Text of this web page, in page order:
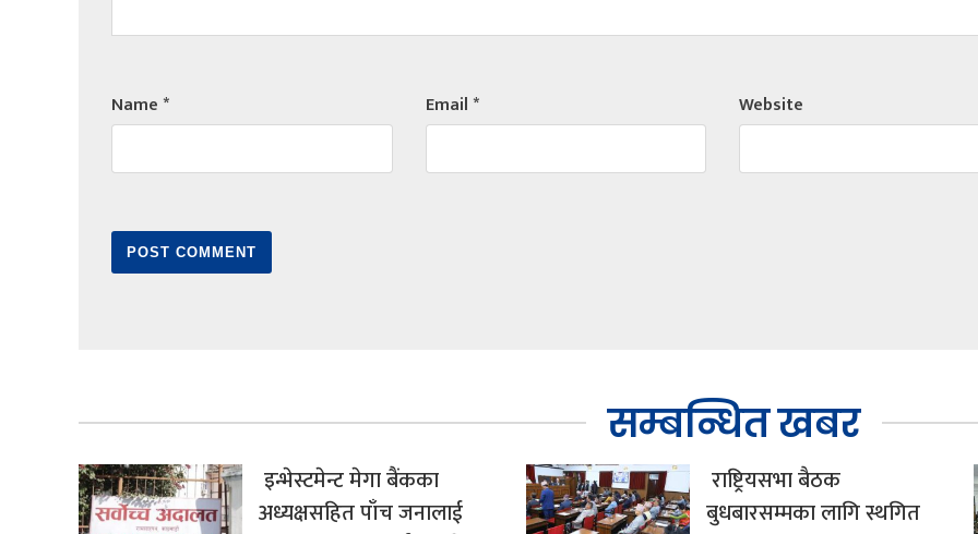
Name* Email* Website
सम्बन्धित खबर
इन्भेस्टमेन्ट मेगा बैंकका
अध्यक्षसहित पाँच जनालाई
राष्ट्रियसभा बैठक
बुधबारसम्मका लागि स्थगित